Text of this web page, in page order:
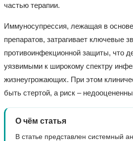
частью терапии.
Иммуносупрессия, лежащая в
препаратов, затрагивает ключевые
противоинфекционной защиты, что
уязвимыми к широкому спектру
жизнеугрожающих. При этом
быть стертой, а риск –
О чём статья
В статье представлен системный